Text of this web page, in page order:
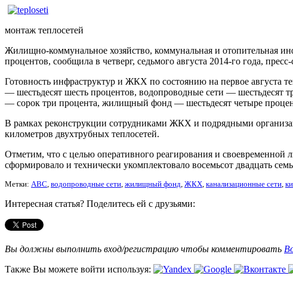
монтаж теплосетей
Жилищно-коммунальное хозяйство, коммунальная и отопительная
процентов, сообщила в четверг, седьмого августа 2014-го года,
Готовность инфраструктур и ЖКХ по состоянию на первое августа
— шестьдесят шесть процентов, водопроводные сети — шестьдесят
— сорок три процента, жилищный фонд — шестьдесят четыре
В рамках реконструкции сотрудниками ЖКХ и подрядными
километров двухтрубных теплосетей.
Отметим, что с целью оперативного реагирования и своевременной
сформировало и технически укомплектовало восемьсот двадцать
Метки: АВС, водопроводные сети, жилищный фонд, ЖКХ, канализационные сети,
Интересная статья? Поделитесь ей с друзьями:
Вы должны выполнить вход/регистрацию чтобы комментировать
Также Вы можете войти используя: